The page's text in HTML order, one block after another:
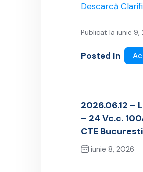
Descarcă
Publicat la iunie 9,
Posted In
2026.06.12 –
– 24 Vc.c.
CTE
iunie 8, 2026